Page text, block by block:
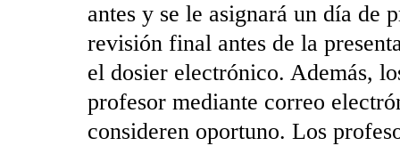
antes y se le asignará un día de
revisión final antes de la
el dosier electrónico. Además,
profesor mediante correo
consideren oportuno. Los